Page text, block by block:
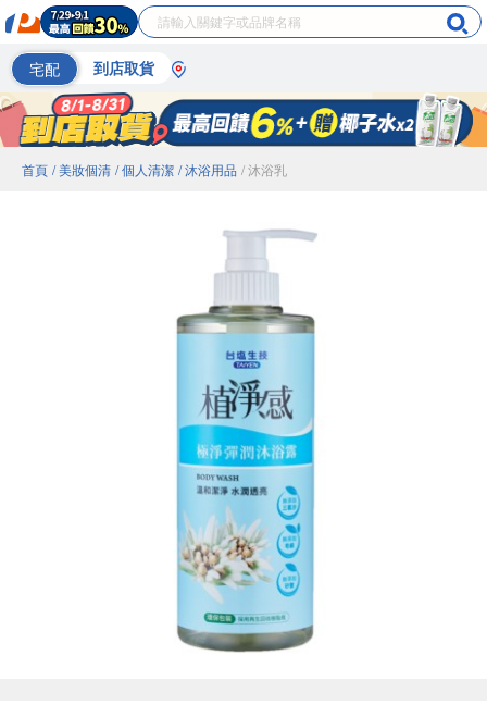
宅配 到店取貨
首頁 / 美妝個清 / 個人清潔 / 沐浴用品 / 沐浴乳